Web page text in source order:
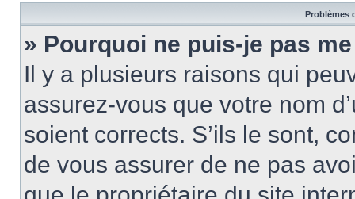
Problèmes
» Pourquoi ne puis-je pas
Il y a plusieurs raisons qui
assurez-vous que votre nom
soient corrects. S’ils le sont,
de vous assurer de ne pas